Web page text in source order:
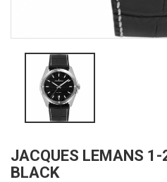
JACQUES LEMANS
BLACK